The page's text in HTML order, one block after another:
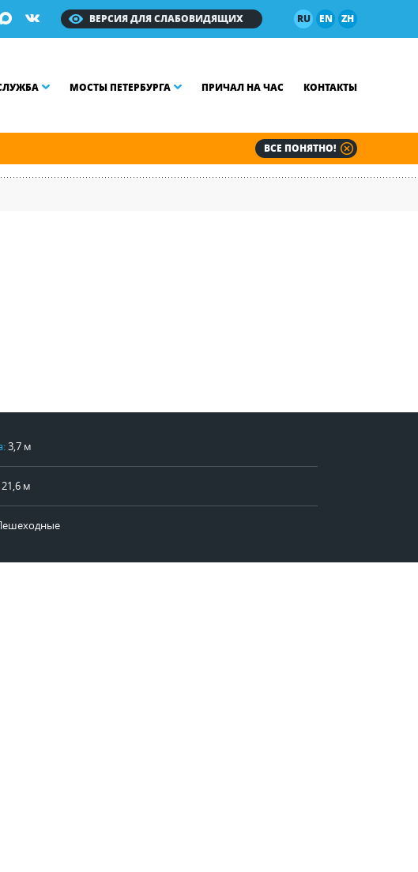
RU EN ZH
ВЕРСИЯ ДЛЯ СЛАБОВИДЯЩИХ
МОСТЫ ПЕТЕРБУРГА ПРИЧАЛ НА ЧАС КОНТАКТЫ
ВСЕ ПОНЯТНО!
3,7 м
21,6 м